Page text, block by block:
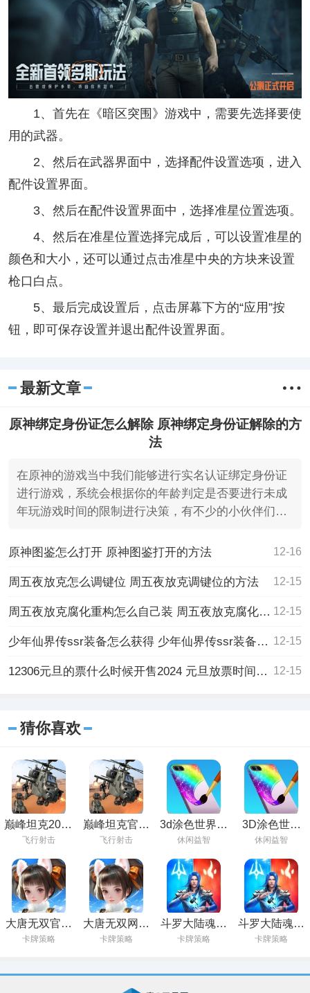
1、首先在《暗区突围》游戏中，需要先选择要使
用的武器。
2、然后在武器界面中，选择配件设置选项，进入
配件设置界面。
3、然后在配件设置界面中，选择准星位置选项。
4、然后在准星位置选择完成后，可以设置准星的
颜色和大小，还可以通过点击准星中央的方块来设置
枪口白点。
5、最后完成设置后，点击屏幕下方的“应用”按
钮，即可保存设置并退出配件设置界面。
最新文章
原神绑定身份证怎么解除 原神绑定身份证解除的方
法
在原神的游戏当中我们能够进行实名认证绑定身份证
进行游戏，系统会根据你的年龄判定是否要进行未成
年玩游戏时间的限制进行决策，有不少的小伙伴们都
原神图鉴怎么打开 原神图鉴打开的方法 12-16
周五夜放克怎么调键位 周五夜放克调键位的方法 12-15
周五夜放克腐化重构怎么自己装 周五夜放克腐化重构自己装的方法 12-15
少年仙界传ssr装备怎么获得 少年仙界传ssr装备获得的方法 12-15
12306元旦的票什么时候开售2024 元旦放票时间确定 12-15
猜你喜欢
巅峰坦克2023
最新版下载
飞行射击
巅峰坦克官方
正版下载
飞行射击
3d涂色世界免
费下载安装
休闲益智
3D涂色世界
最新版下载
休闲益智
大唐无双官方
免费下载
卡牌策略
大唐无双网易
版下载
卡牌策略
斗罗大陆魂师
对决2023最新
卡牌策略
斗罗大陆魂师
对决下载九游
卡牌策略